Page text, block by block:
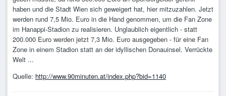
haben und die Stadt Wien sich geweigert hat, hier mitzuzahlen. Jetzt
werden rund 7,5 Mio. Euro in die Hand genommen, um die Fan Zone
im Hanappi-Stadion zu realisieren. Unglaublich eigentlich - statt
200.000 Euro werden jetzt 7,3 Mio. Euro ausgegeben - für eine Fan
Zone in einem Stadion statt an der idyllischen Donauinsel. Verrückte
Welt ...
Quelle: http://www.90minuten.at/index.php?bid=1140